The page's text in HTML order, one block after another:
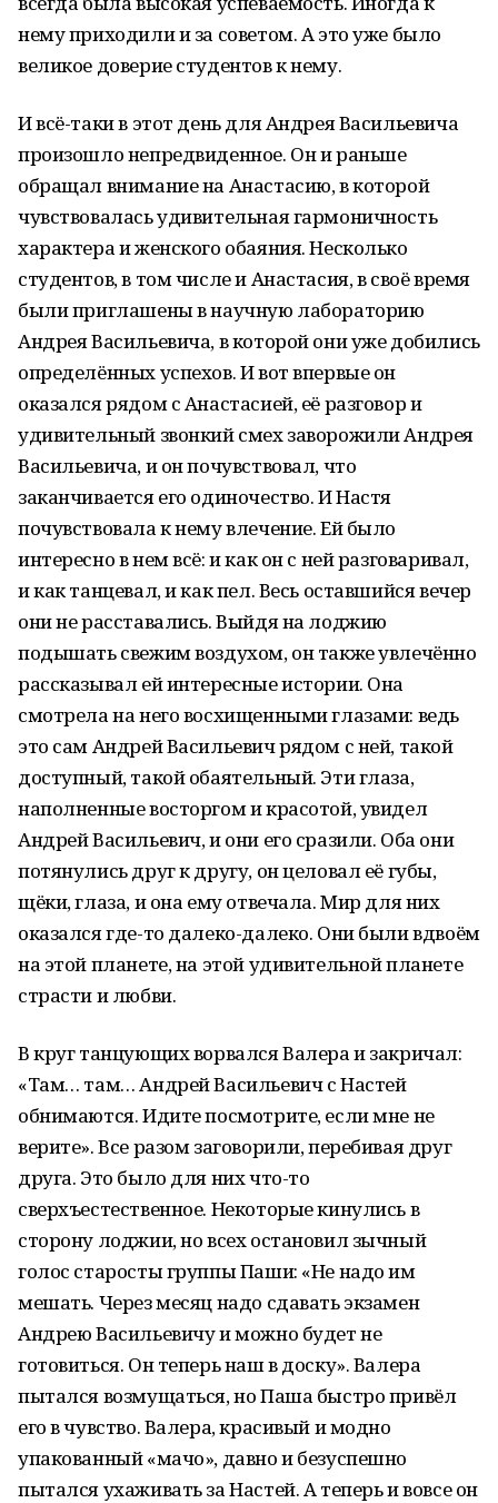
нему приходили и за советом. А это уже было
великое доверие студентов к нему.
И всё-таки в этот день для Андрея Васильевича
произошло непредвиденное. Он и раньше
обращал внимание на Анастасию, в которой
чувствовалась удивительная гармоничность
характера и женского обаяния. Несколько
студентов, в том числе и Анастасия, в своё время
были приглашены в научную лабораторию
Андрея Васильевича, в которой они уже добились
определённых успехов. И вот впервые он
оказался рядом с Анастасией, её разговор и
удивительный звонкий смех заворожили Андрея
Васильевича, и он почувствовал, что
заканчивается его одиночество. И Настя
почувствовала к нему влечение. Ей было
интересно в нем всё: и как он с ней разговаривал,
и как танцевал, и как пел. Весь оставшийся вечер
они не расставались. Выйдя на лоджию
подышать свежим воздухом, он также увлечённо
рассказывал ей интересные истории. Она
смотрела на него восхищенными глазами: ведь
это сам Андрей Васильевич рядом с ней, такой
доступный, такой обаятельный. Эти глаза,
наполненные восторгом и красотой, увидел
Андрей Васильевич, и они его сразили. Оба они
потянулись друг к другу, он целовал её губы,
щёки, глаза, и она ему отвечала. Мир для них
оказался где-то далеко-далеко. Они были вдвоём
на этой планете, на этой удивительной планете
страсти и любви.
В круг танцующих ворвался Валера и закричал:
«Там… там… Андрей Васильевич с Настей
обнимаются. Идите посмотрите, если мне не
верите». Все разом заговорили, перебивая друг
друга. Это было для них что-то
сверхъестественное. Некоторые кинулись в
сторону лоджии, но всех остановил зычный
голос старосты группы Паши: «Не надо им
мешать. Через месяц надо сдавать экзамен
Андрею Васильевичу и можно будет не
готовиться. Он теперь наш в доску». Валера
пытался возмущаться, но Паша быстро привёл
его в чувство. Валера, красивый и модно
упакованный «мачо», давно и безуспешно
пытался ухаживать за Настей. А теперь и вовсе он